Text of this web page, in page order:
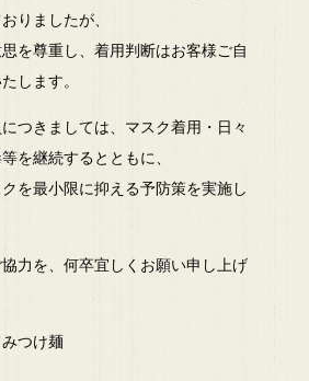
りましたが、
を尊重し、着用判断はお客様ご自
します。​
つきましては、マスク着用・日々
を継続するとともに、
を最小限に抑える予防策を実施し
力を、何卒宜しくお願い申し上げ
つけ麺